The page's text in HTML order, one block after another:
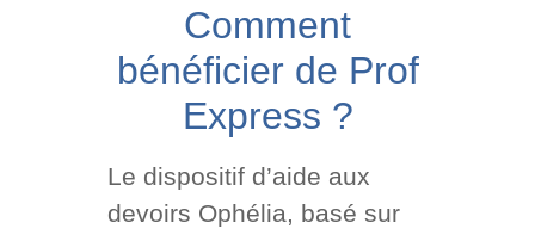
Comment
bénéficier de Prof
Express ?
Le dispositif d’aide aux
devoirs Ophélia, basé sur